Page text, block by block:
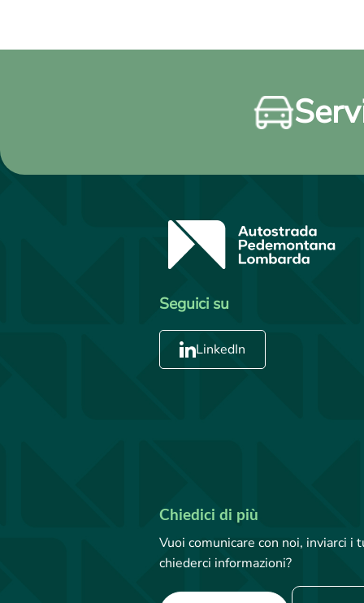
Seguici su
LinkedIn
Chiedici di più
Vuoi comunicare con noi, inviarci
chiederci informazioni?